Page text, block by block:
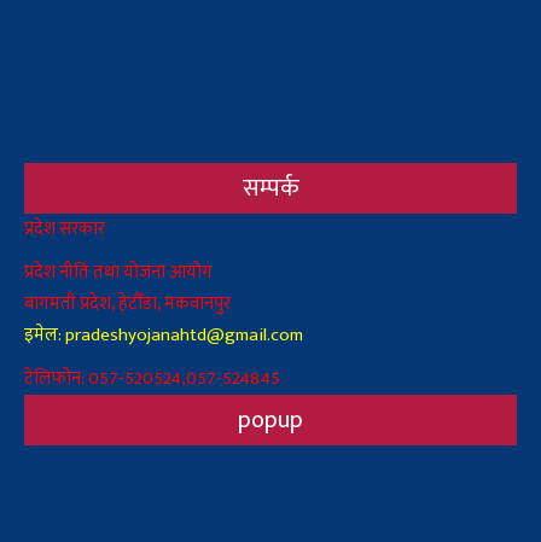
सम्पर्क
Body
प्रदेश सरकार
प्रदेश नीति तथा योजना आयोग
बागमती प्रदेश, हेटौँडा, मकवानपुर
इमेल: pradeshyojanahtd@gmail.com
टेलिफोन: 057-520524,057-524845
popup